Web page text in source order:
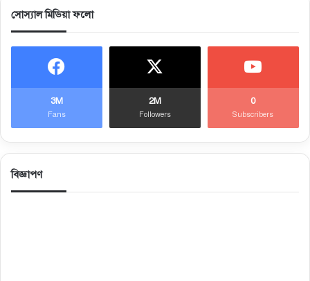
সোস্যাল মিডিয়া ফলো
3M
Fans
2M
Followers
0
Subscribers
বিজ্ঞাপণ